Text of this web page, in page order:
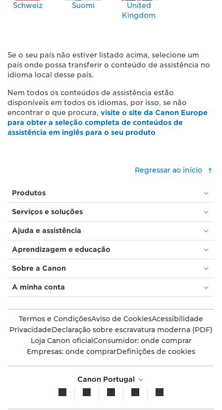
Schweiz Suomi
United
Kingdom
Se o seu país não estiver listado acima, selecione um
país onde possa transferir o conteúdo de assistência no
idioma local desse país.
Nem todos os conteúdos de assistência estão
disponíveis em todos os idiomas, por isso, se não
encontrar o que procura, visite o site da Canon Europe
para obter a seleção completa de conteúdos de
assistência em inglês para o seu produto
Regressar ao início
Produtos
Serviços e soluções
Ajuda e assistência
Aprendizagem e educação
Sobre a Canon
A minha conta
Termos e CondiçõesAviso de CookiesAcessibilidade
PrivacidadeDeclaração sobre escravatura moderna (PDF)
Loja Canon oficialConsumidor: onde comprar
Empresas: onde comprarDefinições de cookies
Canon Portugal